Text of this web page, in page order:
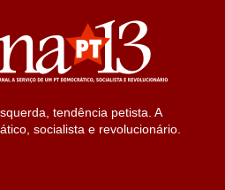
tendência petista. A
socialista e revolucionário.